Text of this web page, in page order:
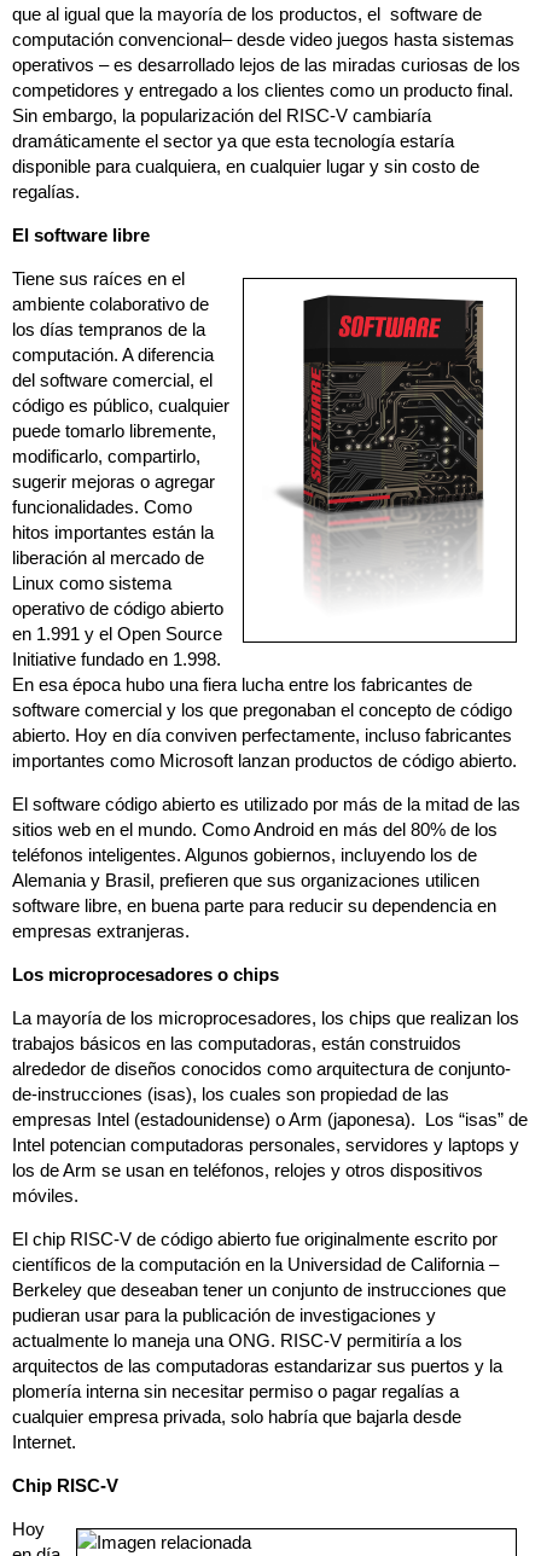
que al igual que la mayoría de los productos, el software de
computación convencional– desde video juegos hasta sistemas
operativos – es desarrollado lejos de las miradas curiosas de los
competidores y entregado a los clientes como un producto final.
Sin embargo, la popularización del RISC-V cambiaría
dramáticamente el sector ya que esta tecnología estaría
disponible para cualquiera, en cualquier lugar y sin costo de
regalías.
El software libre
Tiene sus raíces en el
ambiente colaborativo de
los días tempranos de la
computación. A diferencia
del software comercial, el
código es público, cualquier
puede tomarlo libremente,
modificarlo, compartirlo,
sugerir mejoras o agregar
funcionalidades. Como
hitos importantes están la
liberación al mercado de
Linux como sistema
operativo de código abierto
en 1.991 y el Open Source
Initiative fundado en 1.998.
En esa época hubo una fiera lucha entre los fabricantes de
software comercial y los que pregonaban el concepto de código
abierto. Hoy en día conviven perfectamente, incluso fabricantes
importantes como Microsoft lanzan productos de código abierto.
El software código abierto es utilizado por más de la mitad de las
sitios web en el mundo. Como Android en más del 80% de los
teléfonos inteligentes. Algunos gobiernos, incluyendo los de
Alemania y Brasil, prefieren que sus organizaciones utilicen
software libre, en buena parte para reducir su dependencia en
empresas extranjeras.
Los microprocesadores o chips
La mayoría de los microprocesadores, los chips que realizan los
trabajos básicos en las computadoras, están construidos
alrededor de diseños conocidos como arquitectura de conjunto-
de-instrucciones (isas), los cuales son propiedad de las
empresas Intel (estadounidense) o Arm (japonesa). Los “isas” de
Intel potencian computadoras personales, servidores y laptops y
los de Arm se usan en teléfonos, relojes y otros dispositivos
móviles.
El chip RISC-V de código abierto fue originalmente escrito por
científicos de la computación en la Universidad de California –
Berkeley que deseaban tener un conjunto de instrucciones que
pudieran usar para la publicación de investigaciones y
actualmente lo maneja una ONG. RISC-V permitiría a los
arquitectos de las computadoras estandarizar sus puertos y la
plomería interna sin necesitar permiso o pagar regalías a
cualquier empresa privada, solo habría que bajarla desde
Internet.
Chip RISC-V
Hoy